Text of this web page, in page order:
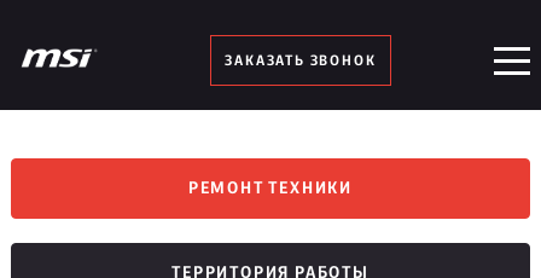
ЗАКАЗАТЬ ЗВОНОК
РЕМОНТ ТЕХНИКИ
ТЕРРИТОРИЯ РАБОТЫ